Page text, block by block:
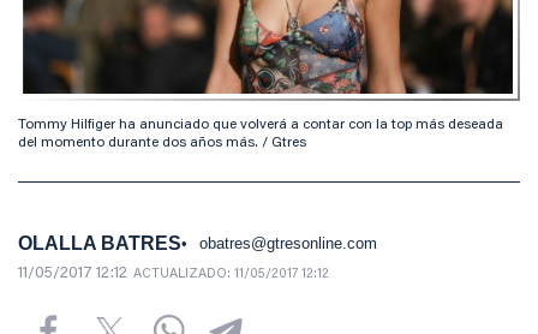
Tommy Hilfiger ha anunciado que volverá a contar con la top más deseada
del momento durante dos años más. / Gtres
OLALLA BATRES obatres@gtresonline.com
11/05/2017 12:12 ACTUALIZADO: 11/05/2017 12:12